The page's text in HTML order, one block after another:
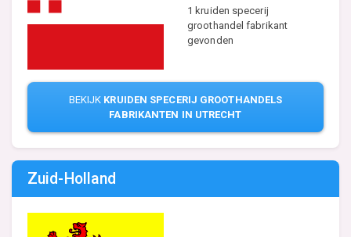
1 kruiden specerij
groothandel fabrikant
gevonden
BEKIJK KRUIDEN SPECERIJ GROOTHANDELS
FABRIKANTEN IN UTRECHT
Zuid-Holland